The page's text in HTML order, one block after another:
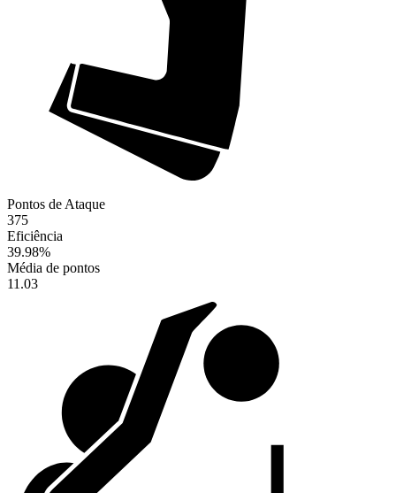
Pontos de Ataque
375
Eficiência
39.98%
Média de pontos
11.03